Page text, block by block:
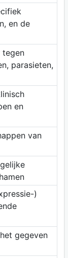
en de
tegen
parasieten,
en
van
)
gegeven